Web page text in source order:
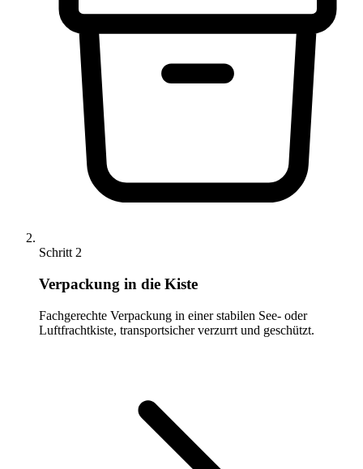
Schritt 2
Verpackung in die Kiste
Fachgerechte Verpackung in einer stabilen See- oder
Luftfrachtkiste, transportsicher verzurrt und geschützt.